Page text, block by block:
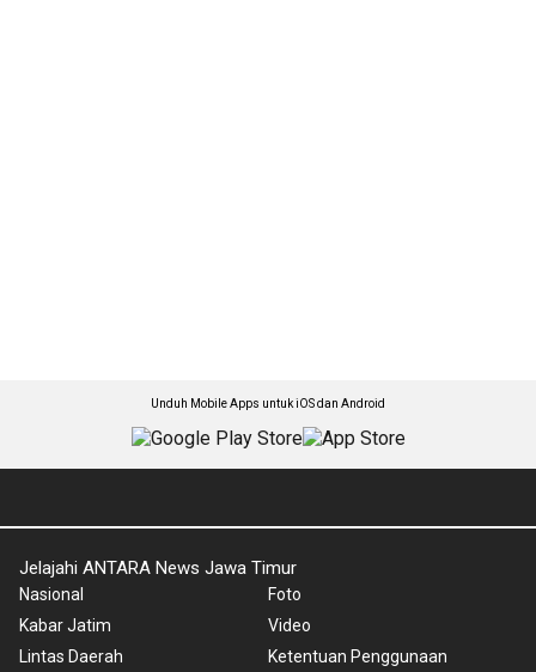
Unduh Mobile Apps untuk iOS dan Android
Jelajahi ANTARA News Jawa Timur
Nasional
Kabar Jatim
Lintas Daerah
Foto
Video
Ketentuan Penggunaan